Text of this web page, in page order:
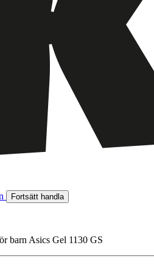
Fortsätt handla
barn Asics Gel 1130 GS